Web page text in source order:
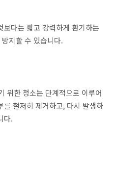
다는 짧고 강력하게 환기하는
지할 수 있습니다.
위한 청소는 단계적으로 이루어
철저히 제거하고, 다시 발생하
다.